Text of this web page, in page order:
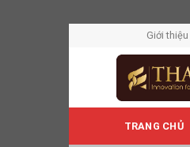
Giới thiệu
TRANG CHỦ